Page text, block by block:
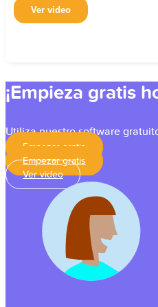
¡Empieza gratis
Utiliza nuestro software
Empezar gratis
Empezar gratis
Ver video